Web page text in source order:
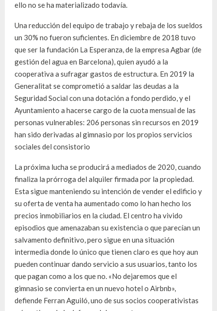
ello no se ha materializado todavía.
Una reducción del equipo de trabajo y rebaja de los sueldos
un 30% no fueron suficientes. En diciembre de 2018 tuvo
que ser la fundación La Esperanza, de la empresa Agbar (de
gestión del agua en Barcelona), quien ayudó a la
cooperativa a sufragar gastos de estructura. En 2019 la
Generalitat se comprometió a saldar las deudas a la
Seguridad Social con una dotación a fondo perdido, y el
Ayuntamiento a hacerse cargo de la cuota mensual de las
personas vulnerables: 206 personas sin recursos en 2019
han sido derivadas al gimnasio por los propios servicios
sociales del consistorio
La próxima lucha se producirá a mediados de 2020, cuando
finaliza la prórroga del alquiler firmada por la propiedad.
Esta sigue manteniendo su intención de vender el edificio y
su oferta de venta ha aumentado como lo han hecho los
precios inmobiliarios en la ciudad. El centro ha vivido
episodios que amenazaban su existencia o que parecían un
salvamento definitivo, pero sigue en una situación
intermedia donde lo único que tienen claro es que hoy aun
pueden continuar dando servicio a sus usuarios, tanto los
que pagan como a los que no. «No dejaremos que el
gimnasio se convierta en un nuevo hotel o Airbnb»,
defiende Ferran Aguiló, uno de sus socios cooperativistas